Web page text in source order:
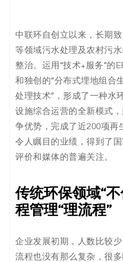
_
零
代
码
案
例
白
皮
书
中联环自创立以来，长期
等领域污水处理及农村污
整治。运用“技术+服务”的
和独创的“分布式埋地组合
处理技术”，形成了一种水
设施综合运营的全新模式
争优势，完成了近200项再
令人瞩目的业绩，得到了
评价和媒体的普遍关注。
传统环保领域“
程管理“理流程”
企业发展初期，人数比较
流程也没有那么复杂，很